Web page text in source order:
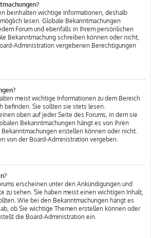
beinhalten wichtige Informationen, deshalb
lesen. Globale Bekanntmachungen
Forum und ebenfalls in Ihrem persönlichen
Bekanntmachung schreiben können oder nicht,
Administration vergebenen Berechtigungen
meist wichtige Informationen zu dem Bereich
befinden. Sie sollten sie stets lesen.
oben auf jeder Seite des Forums, in dem sie
Bekanntmachungen hängt es von Ihren
erstellen können oder nicht.
von der Board-Administration vergeben.
erscheinen unter den Ankündigungen und
zu sehen. Sie haben meist einen wichtigen Inhalt,
Wie bei den Bekanntmachungen hängt es
ob Sie wichtige Themen erstellen können oder
die Board-Administration ein.